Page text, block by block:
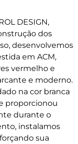
DESIGN,
dos
desenvolvemos
em ACM,
vermelho e
e moderno.
na cor branca
proporcionou
durante o
instalamos
sua